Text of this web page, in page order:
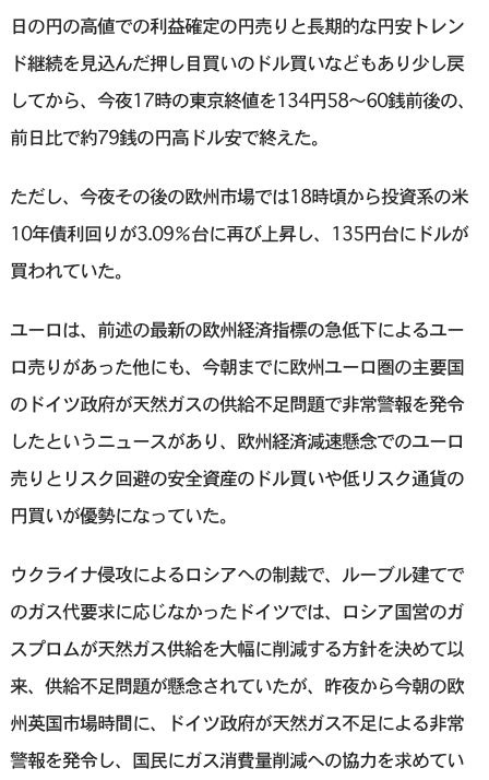
日の円の高値での利益確定の円売りと長期的な円安トレン
ド継続を見込んだ押し目買いのドル買いなどもあり少し戻
してから、今夜17時の東京終値を134円58〜60銭前後の、
前日比で約79銭の円高ドル安で終えた。
ただし、今夜その後の欧州市場では18時頃から投資系の米
10年債利回りが3.09％台に再び上昇し、135円台にドルが
買われていた。
ユーロは、前述の最新の欧州経済指標の急低下によるユー
ロ売りがあった他にも、今朝までに欧州ユーロ圏の主要国
のドイツ政府が天然ガスの供給不足問題で非常警報を発令
したというニュースがあり、欧州経済減速懸念でのユーロ
売りとリスク回避の安全資産のドル買いや低リスク通貨の
円買いが優勢になっていた。
ウクライナ侵攻によるロシアへの制裁で、ルーブル建てで
のガス代要求に応じなかったドイツでは、ロシア国営のガ
スプロムが天然ガス供給を大幅に削減する方針を決めて以
来、供給不足問題が懸念されていたが、昨夜から今朝の欧
州英国市場時間に、ドイツ政府が天然ガス不足による非常
警報を発令し、国民にガス消費量削減への協力を求めてい